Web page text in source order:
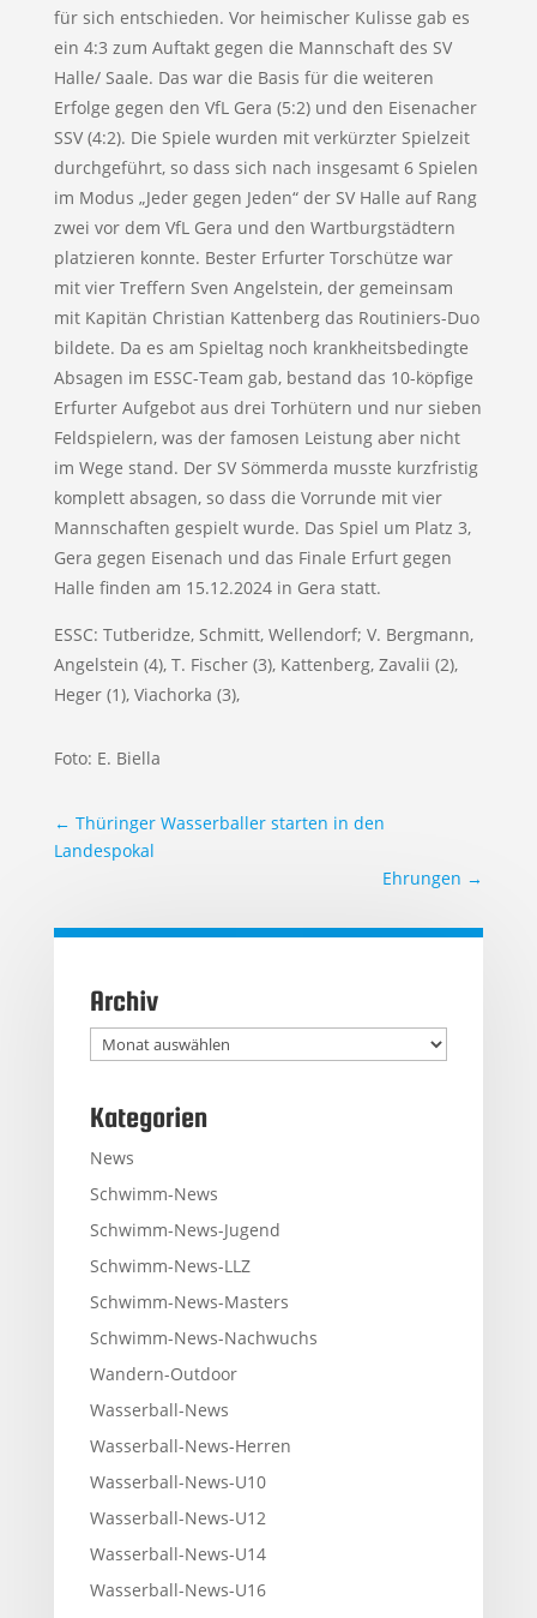
für sich entschieden. Vor heimischer Kulisse gab es
ein 4:3 zum Auftakt gegen die Mannschaft des SV
Halle/ Saale. Das war die Basis für die weiteren
Erfolge gegen den VfL Gera (5:2) und den Eisenacher
SSV (4:2). Die Spiele wurden mit verkürzter Spielzeit
durchgeführt, so dass sich nach insgesamt 6 Spielen
im Modus „Jeder gegen Jeden“ der SV Halle auf Rang
zwei vor dem VfL Gera und den Wartburgstädtern
platzieren konnte. Bester Erfurter Torschütze war
mit vier Treffern Sven Angelstein, der gemeinsam
mit Kapitän Christian Kattenberg das Routiniers-Duo
bildete. Da es am Spieltag noch krankheitsbedingte
Absagen im ESSC-Team gab, bestand das 10-köpfige
Erfurter Aufgebot aus drei Torhütern und nur sieben
Feldspielern, was der famosen Leistung aber nicht
im Wege stand. Der SV Sömmerda musste kurzfristig
komplett absagen, so dass die Vorrunde mit vier
Mannschaften gespielt wurde. Das Spiel um Platz 3,
Gera gegen Eisenach und das Finale Erfurt gegen
Halle finden am 15.12.2024 in Gera statt.
ESSC: Tutberidze, Schmitt, Wellendorf; V. Bergmann,
Angelstein (4), T. Fischer (3), Kattenberg, Zavalii (2),
Heger (1), Viachorka (3),
Foto: E. Biella
← Thüringer Wasserballer starten in den
Landespokal
Ehrungen →
Archiv
Archiv
Kategorien
News
Schwimm-News
Schwimm-News-Jugend
Schwimm-News-LLZ
Schwimm-News-Masters
Schwimm-News-Nachwuchs
Wandern-Outdoor
Wasserball-News
Wasserball-News-Herren
Wasserball-News-U10
Wasserball-News-U12
Wasserball-News-U14
Wasserball-News-U16